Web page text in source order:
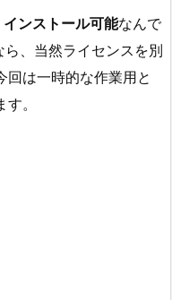
ンストール可能なんで
、当然ライセンスを別
は一時的な作業用と
。